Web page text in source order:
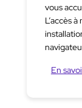
vous
L’accès
En